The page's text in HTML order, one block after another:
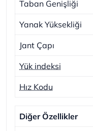
Taban Genişliği
Yanak Yüksekliği
Jant Çapı
Yük indeksi
Hız Kodu
Diğer Özellikler